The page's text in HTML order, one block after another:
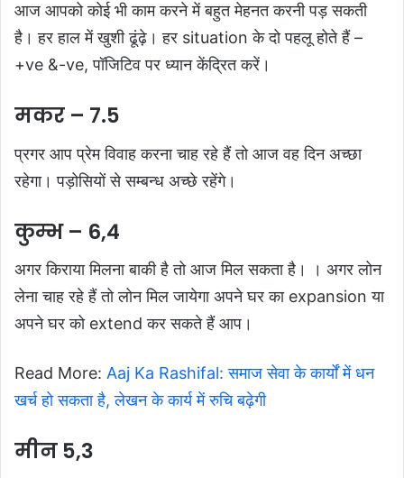
आज आपको कोई भी काम करने में बहुत मेहनत करनी पड़ सकती
है। हर हाल में खुशी ढूंढ़े। हर situation के दो पहलू होते हैं –
+ve &-ve, पॉजिटिव पर ध्यान केंद्रित करें।
मकर – 7.5
प्रगर आप प्रेम विवाह करना चाह रहे हैं तो आज वह दिन अच्छा
रहेगा। पड़ोसियों से सम्बन्ध अच्छे रहेंगे।
कुम्भ – 6,4
अगर किराया मिलना बाकी है तो आज मिल सकता है। । अगर लोन
लेना चाह रहे हैं तो लोन मिल जायेगा अपने घर का expansion या
अपने घर को extend कर सकते हैं आप।
Read More: Aaj Ka Rashifal: समाज सेवा के कार्यों में धन
खर्च हो सकता है, लेखन के कार्य में रुचि बढ़ेगी
मीन 5,3